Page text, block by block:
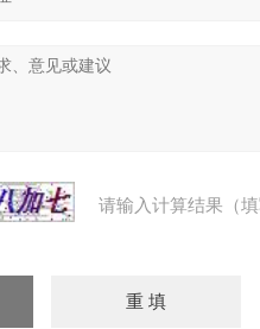
请输入计算结果（